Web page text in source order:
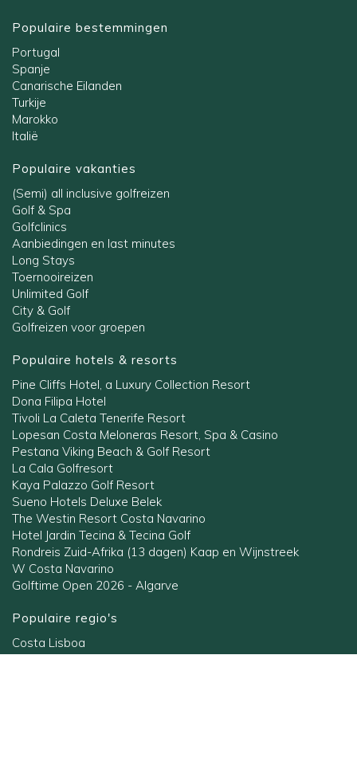
Populaire bestemmingen
Portugal
Spanje
Canarische Eilanden
Turkije
Marokko
Italië
Populaire vakanties
(Semi) all inclusive golfreizen
Golf & Spa
Golfclinics
Aanbiedingen en last minutes
Long Stays
Toernooireizen
Unlimited Golf
City & Golf
Golfreizen voor groepen
Populaire hotels & resorts
Pine Cliffs Hotel, a Luxury Collection Resort
Dona Filipa Hotel
Tivoli La Caleta Tenerife Resort
Lopesan Costa Meloneras Resort, Spa & Casino
Pestana Viking Beach & Golf Resort
La Cala Golfresort
Kaya Palazzo Golf Resort
Sueno Hotels Deluxe Belek
The Westin Resort Costa Navarino
Hotel Jardin Tecina & Tecina Golf
Rondreis Zuid-Afrika (13 dagen) Kaap en Wijnstreek
W Costa Navarino
Golftime Open 2026 - Algarve
Populaire regio's
Costa Lisboa
Costa Blanca